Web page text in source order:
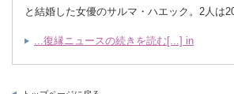
と結婚した女優のサルマ・ハエック。2人は
...復縁ニュースの続きを読む[...] in